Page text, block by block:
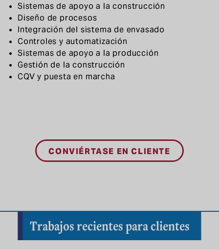
Sistemas de apoyo a la construcción
Diseño de procesos
Integración del sistema de envasado
Controles y automatización
Sistemas de apoyo a la producción
Gestión de la construcción
CQV y puesta en marcha
CONVIÉRTASE EN CLIENTE
Trabajos recientes para clientes